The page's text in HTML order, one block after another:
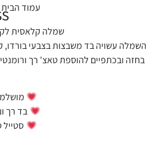
עמוד הבית
שמלה קלאסית
השמלה עשויה בד משבצות בצבעי בורדו,
בחזה ובכתפיים להוספת טאצ' רך
בד רך